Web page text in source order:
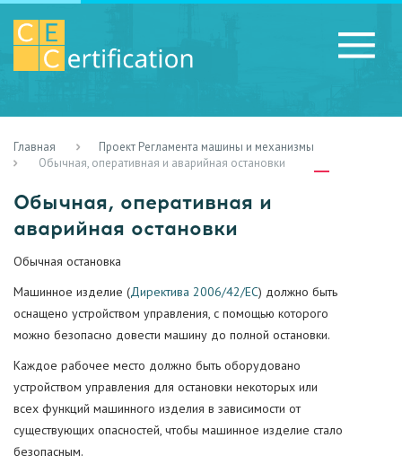
Главная
Проект Регламента машины и механизмы
Обычная, оперативная и аварийная остановки
Обычная, оперативная и
аварийная остановки
Обычная остановка
Машинное изделие (Директива 2006/42/ЕС) должно быть
оснащено устройством управления, с помощью которого
можно безопасно довести машину до полной остановки.
Каждое рабочее место должно быть оборудовано
устройством управления для остановки некоторых или
всех функций машинного изделия в зависимости от
существующих опасностей, чтобы машинное изделие стало
безопасным.